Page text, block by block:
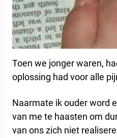
Toen we jonger waren,
oplossing had voor alle
Naarmate ik ouder word
van me te haasten om
van ons zich niet